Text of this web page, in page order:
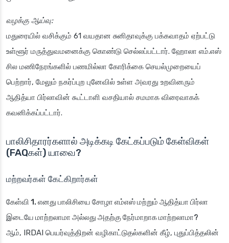
வழக்கு ஆய்வு:
மதுரையில் வசிக்கும் 61 வயதான சுனிதாவுக்கு பக்கவாதம் ஏற்பட்டு
உள்ளூர் மருத்துவமனைக்கு கொண்டு செல்லப்பட்டார். ஹோலா எம்.எஸ்
சில மணிநேரங்களில் பணமில்லா கோரிக்கை செயல்முறையைப்
பெற்றார், மேலும் நகர்ப்புற புனேவில் உள்ள அவரது உறவினரும்
ஆதித்யா பிர்லாவின் கூட்டாளி வசதியால் சமமாக விரைவாகக்
கவனிக்கப்பட்டார்.
பாலிசிதாரர்களால் அடிக்கடி கேட்கப்படும் கேள்விகள்
(FAQகள்) யாவை?
மற்றவர்கள் கேட்கிறார்கள்
கேள்வி 1. எனது பாலிசியை சோழா எம்எஸ் மற்றும் ஆதித்யா பிர்லா
இடையே மாற்றலாமா அல்லது அதற்கு நேர்மாறாக மாற்றலாமா?
ஆம், IRDAI பெயர்வுத்திறன் வழிகாட்டுதல்களின் கீழ், புதுப்பித்தலின்